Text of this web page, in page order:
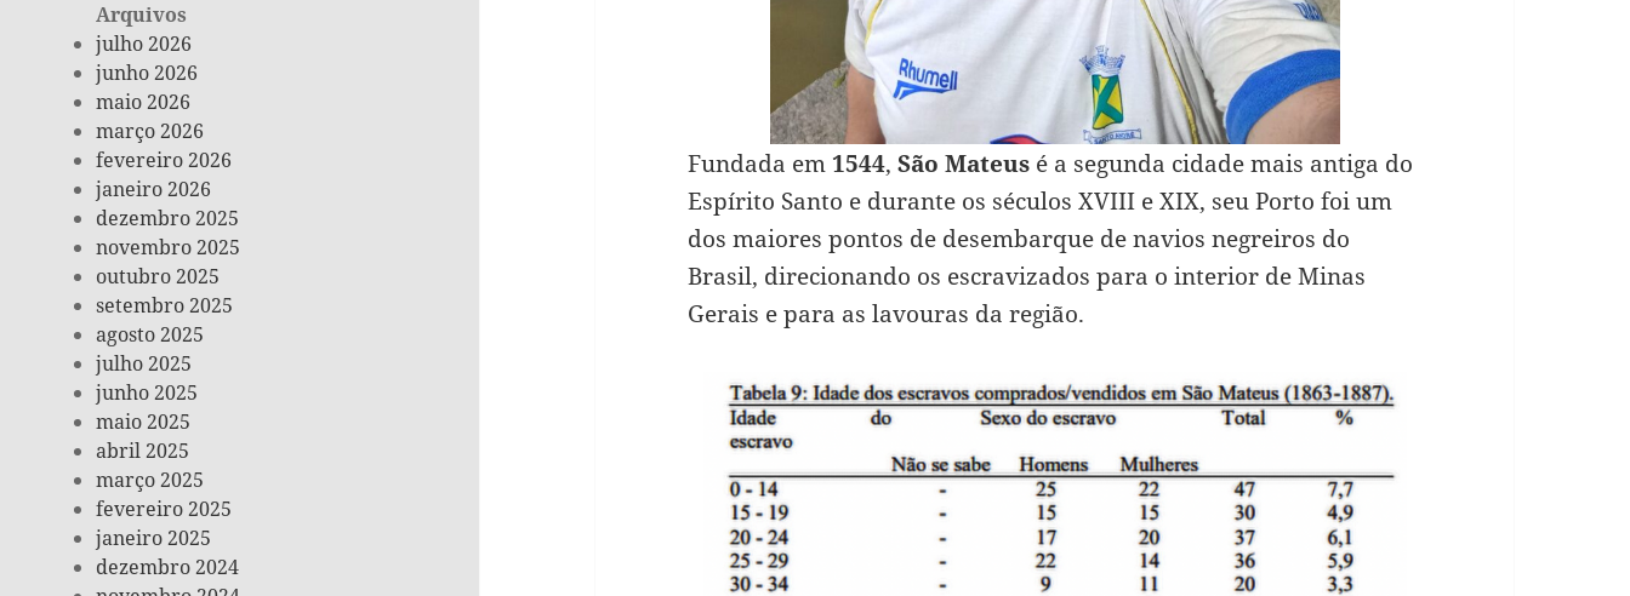
Arquivos
julho 2026
junho 2026
maio 2026
março 2026
fevereiro 2026
janeiro 2026
dezembro 2025
novembro 2025
outubro 2025
setembro 2025
agosto 2025
julho 2025
junho 2025
maio 2025
abril 2025
março 2025
fevereiro 2025
janeiro 2025
dezembro 2024
Fundada em 1544, São Mateusé a segunda cidade mais antiga do
Espírito Santo e durante os séculos XVIII e XIX, seu Porto foi um
dos maiores pontos de desembarque de navios negreiros do
Brasil, direcionando os escravizados para o interior de Minas
Gerais e para as lavouras da região.